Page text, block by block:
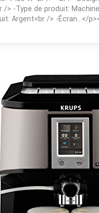
/> -Type de produit:
Argent<br /> -Écran...</